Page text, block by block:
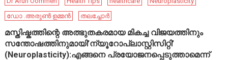
ഡോ .അരുൺ ഉമ്മൻ
തലച്ചോർ
മസ്തിഷ്കത്തിന്റെ അത്ഭുതകരമായ മികച്ച വിജയത്തിനും
സന്തോഷത്തിനുമായി’ന്യൂറോപ്ലാസ്റ്റിസിറ്റി’
(Neuroplasticity):എങ്ങനെ പ്രയോജനപ്പെടുത്താമെന്ന്